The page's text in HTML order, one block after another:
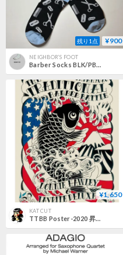
残り1点 ¥900
NEIGHBOR’S FOOT
Barber Socks BLK/PBLU #258
¥1,650
KAT CUT
TTBB Poster-2020 昇り鯉